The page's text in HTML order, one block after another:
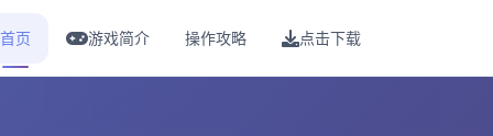
首页 游戏简介 操作攻略 点击下载